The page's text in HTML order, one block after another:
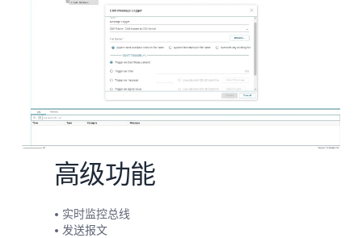
高级功能
• 实时监控总线
• 发送报文